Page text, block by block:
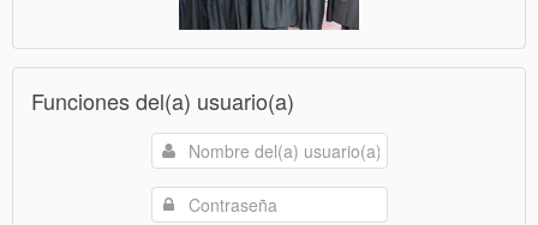
Funciones del(a) usuario(a)